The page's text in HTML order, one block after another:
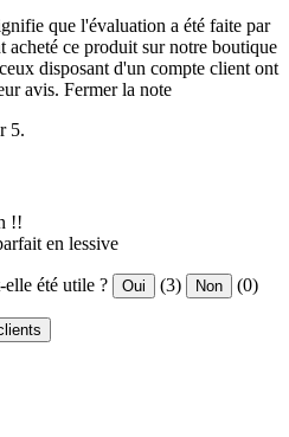
que l'évaluation a été faite par
acheté ce produit sur notre boutique
disposant d'un compte client ont
avis. Fermer la note
5.
!!
en lessive
été utile ? Oui (3) Non (0)